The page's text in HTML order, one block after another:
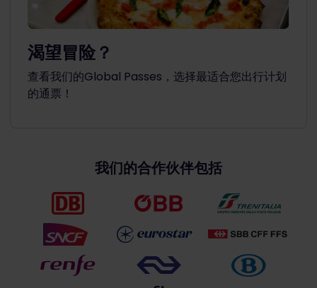
渴望冒险？
查看我们的Global Passes，选择最适合您出行计划
的通票！
我们的合作伙伴包括